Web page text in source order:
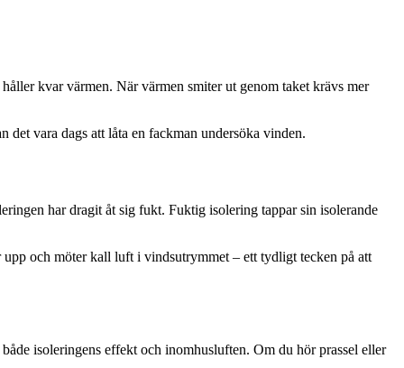
kvar värmen. När värmen smiter ut genom taket krävs mer
vara dags att låta en fackman undersöka vinden.
har dragit åt sig fukt. Fuktig isolering tappar sin isolerande
och möter kall luft i vindsutrymmet – ett tydligt tecken på att
isoleringens effekt och inomhusluften. Om du hör prassel eller